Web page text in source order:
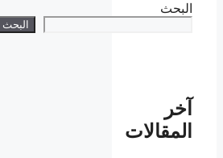
البحث
البحث
آخر
المقالات